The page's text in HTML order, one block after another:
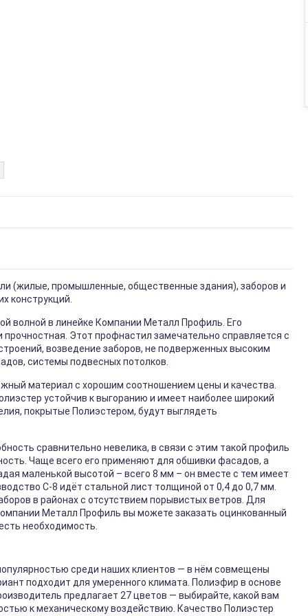
(жилые, промышленные, общественные здания), заборов и
конструкций.
волной в линейке Компании Металл Профиль. Его
Этот профнастил замечательно справляется с
возведение заборов, не подверженных высоким
системы подвесных потолков.
материал с хорошим соотношением цены и качества.
устойчив к выгоранию и имеет наиболее широкий
покрытые Полиэстером, будут выглядеть
сравнительно невелика, в связи с этим такой профиль
Чаще всего его применяют для обшивки фасадов, а
маленькой высотой – всего 8 мм – он вместе с тем имеет
С-8 идёт стальной лист толщиной от 0,4 до 0,7 мм.
в районах с отсутствием порывистых ветров. Для
Металл Профиль вы можете заказать оцинкованный
необходимость.
среди наших клиентов — в нём совмещены
подходит для умеренного климата. Полиэфир в основе
предлагает 27 цветов — выбирайте, какой вам
к механическому воздействию. Качество Полиэстер